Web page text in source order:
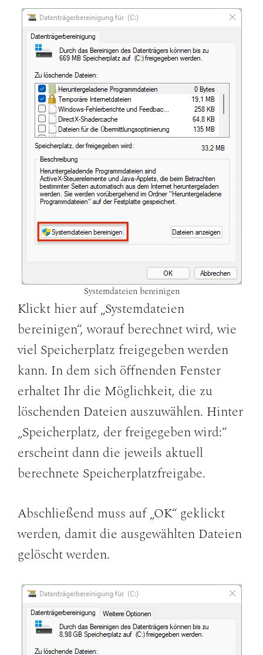
Systemdateien bereinigen
Klickt hier auf „Systemdateien
bereinigen“, worauf berechnet wird, wie
viel Speicherplatz freigegeben werden
kann. In dem sich öffnenden Fenster
erhaltet Ihr die Möglichkeit, die zu
löschenden Dateien auszuwählen. Hinter
„Speicherplatz, der freigegeben wird:“
erscheint dann die jeweils aktuell
berechnete Speicherplatzfreigabe.
Abschließend muss auf „OK“ geklickt
werden, damit die ausgewählten Dateien
gelöscht werden.